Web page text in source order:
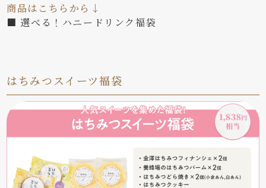
商品はこちらから↓
■ 選べる！ハニードリンク福袋
はちみつスイーツ福袋